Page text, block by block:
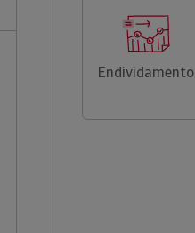
Endividamento